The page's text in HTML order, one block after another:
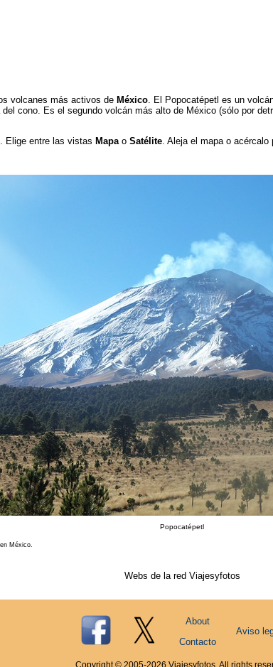
volcanes más activos de México. El Popocatépetl es un
cono. Es el segundo volcán más alto de México (sólo por
Elige entre las vistas Mapao Satélite. Aleja el mapa o
Popocatépetl
México.
Webs de la red Viajesyfotos
About
Contacto
Aviso
Copyright © 2005-2026 Viajesyfotos. All rights